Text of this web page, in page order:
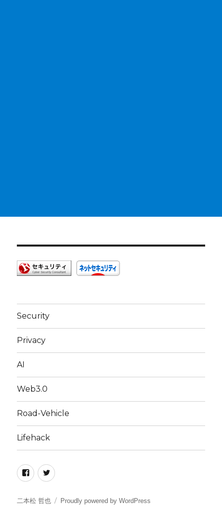
Security
Privacy
AI
Web3.0
Road-Vehicle
Lifehack
FacebookTwitter
二本松 哲也 Proudly powered by WordPress